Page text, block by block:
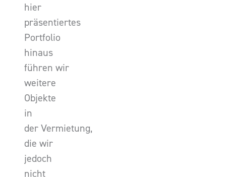
hier
präsentiertes
Portfolio
hinaus
führen wir
weitere
Objekte
in
der Vermietung,
die wir
jedoch
nicht